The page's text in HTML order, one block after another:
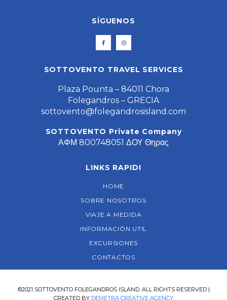
SÍGUENOS
SOTTOVENTO TRAVEL SERVICES
Plaza Pounta – 84011 Chora
Folegandros – GRECIA
sottovento@folegandrosisland.com
SOTTOVENTO Private Company
ΑΦΜ 800748051 ΔΟΥ Θηρας
LINKS RAPIDI
HOME
SOBRE NOSOTROS
VIAJE A MEDIDA
INFORMACIÒN UTIL
EXCURSIONES
CONTACTOS
©2021 SOTTOVENTO FOLEGANDROS ISLAND. ALL RIGHTS RESERVED |
CREATED BY DEMETRA CREATIVE AGENCY